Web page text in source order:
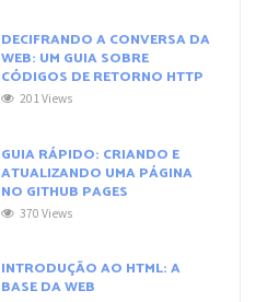
DECIFRANDO A CONVERSA DA
WEB: UM GUIA SOBRE
CÓDIGOS DE RETORNO HTTP
201 Views
GUIA RÁPIDO: CRIANDO E
ATUALIZANDO UMA PÁGINA
NO GITHUB PAGES
370 Views
INTRODUÇÃO AO HTML: A
BASE DA WEB